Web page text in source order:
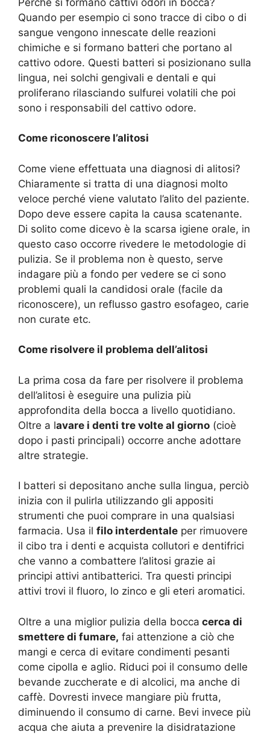
Quando per esempio ci sono tracce di cibo o di
sangue vengono innescate delle reazioni
chimiche e si formano batteri che portano al
cattivo odore. Questi batteri si posizionano sulla
lingua, nei solchi gengivali e dentali e qui
proliferano rilasciando sulfurei volatili che poi
sono i responsabili del cattivo odore.
Come riconoscere l’alitosi
Come viene effettuata una diagnosi di alitosi?
Chiaramente si tratta di una diagnosi molto
veloce perché viene valutato l’alito del paziente.
Dopo deve essere capita la causa scatenante.
Di solito come dicevo è la scarsa igiene orale, in
questo caso occorre rivedere le metodologie di
pulizia. Se il problema non è questo, serve
indagare più a fondo per vedere se ci sono
problemi quali la candidosi orale (facile da
riconoscere), un reflusso gastro esofageo, carie
non curate etc.
Come risolvere il problema dell’alitosi
La prima cosa da fare per risolvere il problema
dell’alitosi è eseguire una pulizia più
approfondita della bocca a livello quotidiano.
Oltre a lavare i denti tre volte al giorno (cioè
dopo i pasti principali) occorre anche adottare
altre strategie.
I batteri si depositano anche sulla lingua, perciò
inizia con il pulirla utilizzando gli appositi
strumenti che puoi comprare in una qualsiasi
farmacia. Usa il filo interdentale per rimuovere
il cibo tra i denti e acquista collutori e dentifrici
che vanno a combattere l’alitosi grazie ai
principi attivi antibatterici. Tra questi principi
attivi trovi il fluoro, lo zinco e gli eteri aromatici.
Oltre a una miglior pulizia della bocca cerca di
smettere di fumare, fai attenzione a ciò che
mangi e cerca di evitare condimenti pesanti
come cipolla e aglio. Riduci poi il consumo delle
bevande zuccherate e di alcolici, ma anche di
caffè. Dovresti invece mangiare più frutta,
diminuendo il consumo di carne. Bevi invece più
acqua che aiuta a prevenire la disidratazione